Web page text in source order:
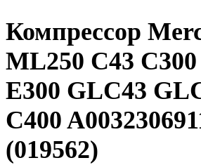
Компрессор
ML250 C43 C300
E300 GLC43
C400
(019562)